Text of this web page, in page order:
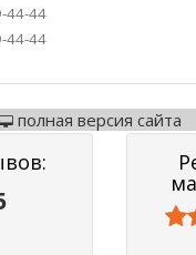
44-44
44-44
полная версия сайта